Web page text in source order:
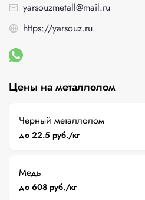
yarsouzmetall@mail.ru
https://yarsouz.ru
Цены на металлолом
Черный металлолом
до 22.5 руб./кг
Медь
до 608 руб./кг